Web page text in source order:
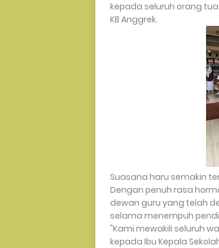
kepada seluruh orang
KB Anggrek.
Suasana haru semakin
Dengan penuh rasa
dewan guru yang telah
selama menempuh
"Kami mewakili seluruh
kepada Ibu Kepala